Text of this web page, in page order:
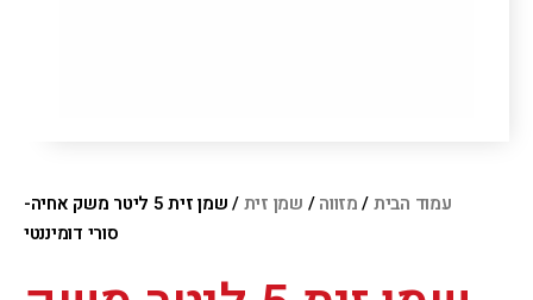
עמוד הבית/מזווה/ שמן זית
/ שמן זית 5 ליטר משק אחיה-
סורי דומיננטי